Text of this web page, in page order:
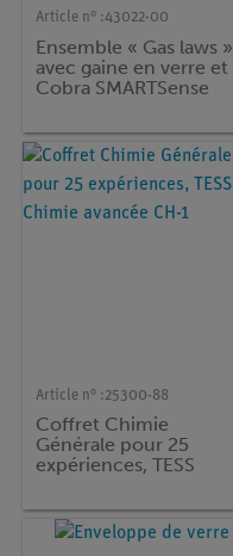
Article n° :43022-00
Ensemble « Gas laws »
avec gaine en verre et
Cobra SMARTSense
Article n° :25300-88
Coffret Chimie
Générale pour 25
expériences, TESS